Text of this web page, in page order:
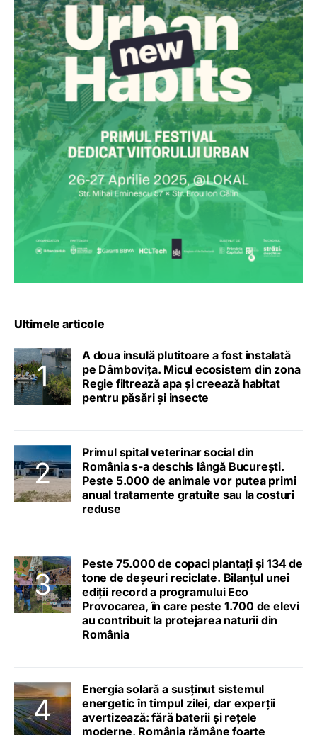
Ultimele articole
A doua insulă plutitoare a fost instalată
pe Dâmbovița. Micul ecosistem din zona
Regie filtrează apa și creează habitat
pentru păsări și insecte
Primul spital veterinar social din
România s-a deschis lângă București.
Peste 5.000 de animale vor putea primi
anual tratamente gratuite sau la costuri
reduse
Peste 75.000 de copaci plantați și 134 de
tone de deșeuri reciclate. Bilanțul unei
ediții record a programului Eco
Provocarea, în care peste 1.700 de elevi
au contribuit la protejarea naturii din
România
Energia solară a susținut sistemul
energetic în timpul zilei, dar experții
avertizează: fără baterii și rețele
moderne, România rămâne foarte